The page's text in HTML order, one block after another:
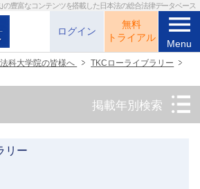
の豊富なコンテンツを搭載した日本法の総合法律データベース
ログイン
無料
トライアル
menu
Menu
科大学院の皆様へ
TKCローライブラリー
掲載年別検索
リー